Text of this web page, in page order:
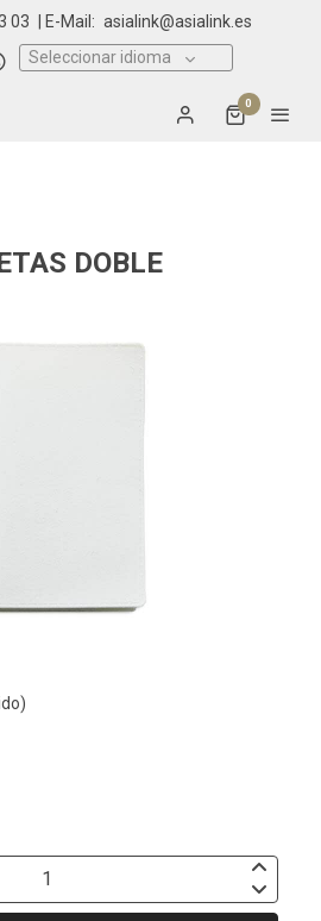
03 | E-Mail: asialink@asialink.es
Seleccionar idioma
0
DOBLE